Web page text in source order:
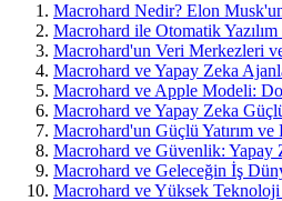
Macrohard Nedir? Elon
Macrohard ile Otomatik
Macrohard'un Veri Merkezleri
Macrohard ve Yapay Zeka
Macrohard ve Apple Modeli:
Macrohard ve Yapay Zeka
Macrohard'un Güçlü Yatırım
Macrohard ve Güvenlik: Yapay
Macrohard ve Geleceğin İş
Macrohard ve Yüksek